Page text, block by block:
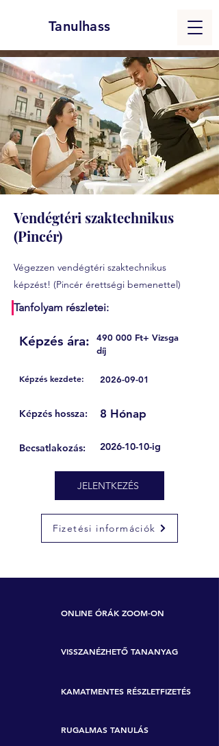
Tanulhass
Vendégtéri szaktechnikus
(Pincér)
Végezzen vendégtéri szaktechnikus
képzést! (Pincér érettségi bemenettel)
Tanfolyam részletei:
Képzés ára:
490 000 Ft+ Vizsga
díj
Képzés kezdete: 2026-09-01
Képzés hossza: 8 Hónap
Becsatlakozás: 2026-10-10-ig
JELENTKEZÉS
Fizetési információk
ONLINE ÓRÁK ZOOM-ON
VISSZANÉZHETŐ TANANYAG
KAMATMENTES RÉSZLETFIZETÉS
RUGALMAS TANULÁS